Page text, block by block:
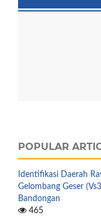
POPULAR
Identifikasi Daerah
Gelombang Geser
Bandongan
465